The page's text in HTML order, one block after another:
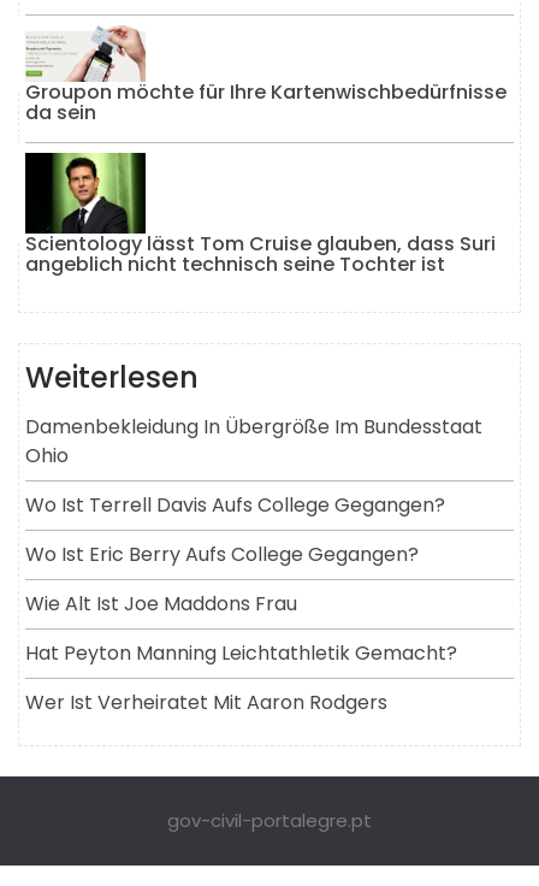
Groupon möchte für Ihre Kartenwischbedürfnisse
da sein
Scientology lässt Tom Cruise glauben, dass Suri
angeblich nicht technisch seine Tochter ist
Weiterlesen
Damenbekleidung In Übergröße Im Bundesstaat
Ohio
Wo Ist Terrell Davis Aufs College Gegangen?
Wo Ist Eric Berry Aufs College Gegangen?
Wie Alt Ist Joe Maddons Frau
Hat Peyton Manning Leichtathletik Gemacht?
Wer Ist Verheiratet Mit Aaron Rodgers
gov-civil-portalegre.pt